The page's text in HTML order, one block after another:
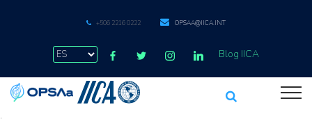
+506 2216 0222 OPSAA@IICA.INT
Blog IICA
.